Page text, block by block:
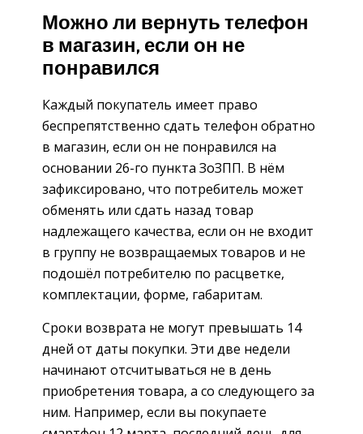
Можно ли вернуть телефон
в магазин, если он не
понравился
Каждый покупатель имеет право
беспрепятственно сдать телефон обратно
в магазин, если он не понравился на
основании 26-го пункта ЗоЗПП. В нём
зафиксировано, что потребитель может
обменять или сдать назад товар
надлежащего качества, если он не входит
в группу не возвращаемых товаров и не
подошёл потребителю по расцветке,
комплектации, форме, габаритам.
Сроки возврата не могут превышать 14
дней от даты покупки. Эти две недели
начинают отсчитываться не в день
приобретения товара, а со следующего за
ним. Например, если вы покупаете